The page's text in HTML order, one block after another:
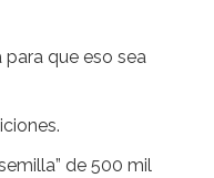
que eso sea
de 500 mil